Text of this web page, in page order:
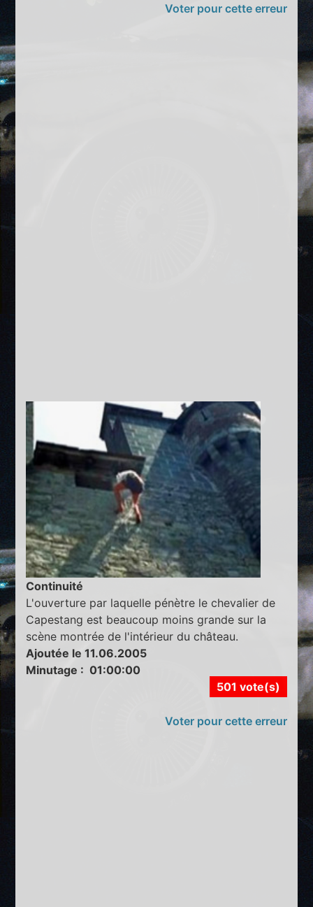
Voter pour cette erreur
Continuité
L'ouverture par laquelle pénètre le chevalier de
Capestang est beaucoup moins grande sur la
scène montrée de l'intérieur du château.
Ajoutée le 11.06.2005
Minutage : 01:00:00
501 vote(s)
Voter pour cette erreur